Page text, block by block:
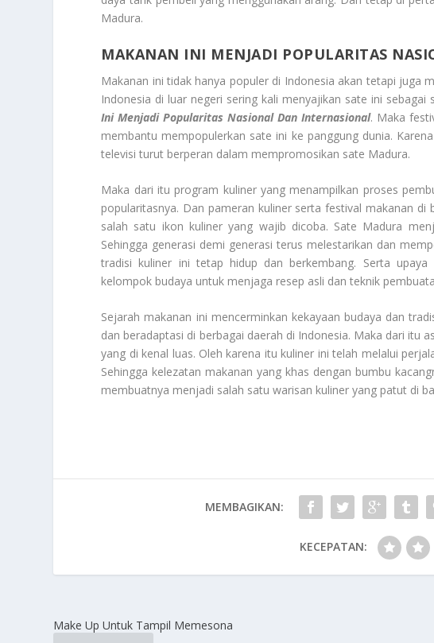
Madura.
MAKANAN INI MENJADI POPULARITAS
Makanan ini tidak hanya populer di Indonesia akan tetapi juga
Indonesia di luar negeri sering kali menyajikan sate ini
Ini Menjadi Popularitas Nasional Dan Internasional. Maka
membantu mempopulerkan sate ini ke panggung dunia.
televisi turut berperan dalam mempromosikan sate Madura.
Maka dari itu program kuliner yang menampilkan proses
popularitasnya. Dan pameran kuliner serta festival makanan
salah satu ikon kuliner yang wajib dicoba. Sate Madura
Sehingga generasi demi generasi terus melestarikan dan
tradisi kuliner ini tetap hidup dan berkembang. Serta
kelompok budaya untuk menjaga resep asli dan teknik
Sejarah makanan ini mencerminkan kekayaan budaya dan
dan beradaptasi di berbagai daerah di Indonesia. Maka dari itu
yang di kenal luas. Oleh karena itu kuliner ini telah melalui
Sehingga kelezatan makanan yang khas dengan bumbu
membuatnya menjadi salah satu warisan kuliner yang patut di
MEMBAGIKAN:
KECEPATAN:
Make Up Untuk Tampil Memesona